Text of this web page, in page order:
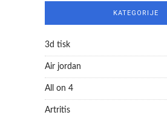
KATEGORIJE
3d tisk
Air jordan
All on 4
Artritis